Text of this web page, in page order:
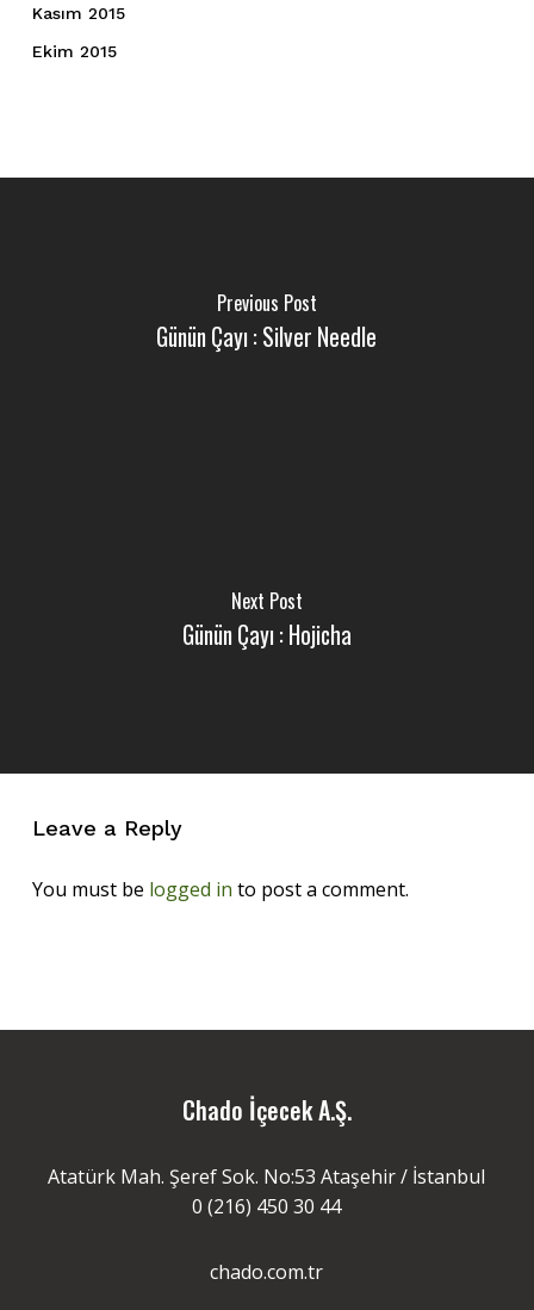
Kasım 2015
Ekim 2015
Previous Post
Günün Çayı : Silver Needle
Next Post
Günün Çayı : Hojicha
Leave a Reply
You must be logged in to post a comment.
Chado İçecek A.Ş.
Atatürk Mah. Şeref Sok. No:53 Ataşehir / İstanbul
0 (216) 450 30 44
chado.com.tr